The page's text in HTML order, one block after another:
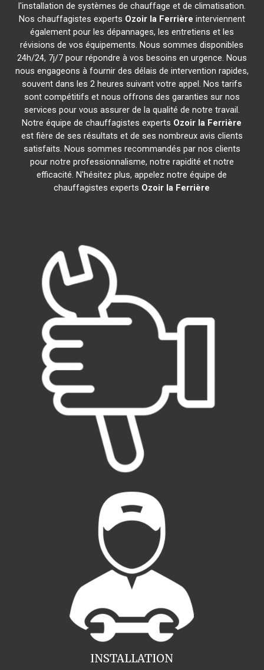
l'installation de systèmes de chauffage et de climatisation.
Nos chauffagistes experts Ozoir la Ferrière interviennent
également pour les dépannages, les entretiens et les
révisions de vos équipements. Nous sommes disponibles
24h/24, 7j/7 pour répondre à vos besoins en urgence. Nous
nous engageons à fournir des délais de intervention rapides,
souvent dans les 2 heures suivant votre appel. Nos tarifs
sont compétitifs et nous offrons des garanties sur nos
services pour vous assurer de la qualité de notre travail.
Notre équipe de chauffagistes experts Ozoir la Ferrière
est fière de ses résultats et de ses nombreux avis clients
satisfaits. Nous sommes recommandés par nos clients
pour notre professionnalisme, notre rapidité et notre
efficacité. N'hésitez plus, appelez notre équipe de
chauffagistes experts Ozoir la Ferrière
INSTALLATION